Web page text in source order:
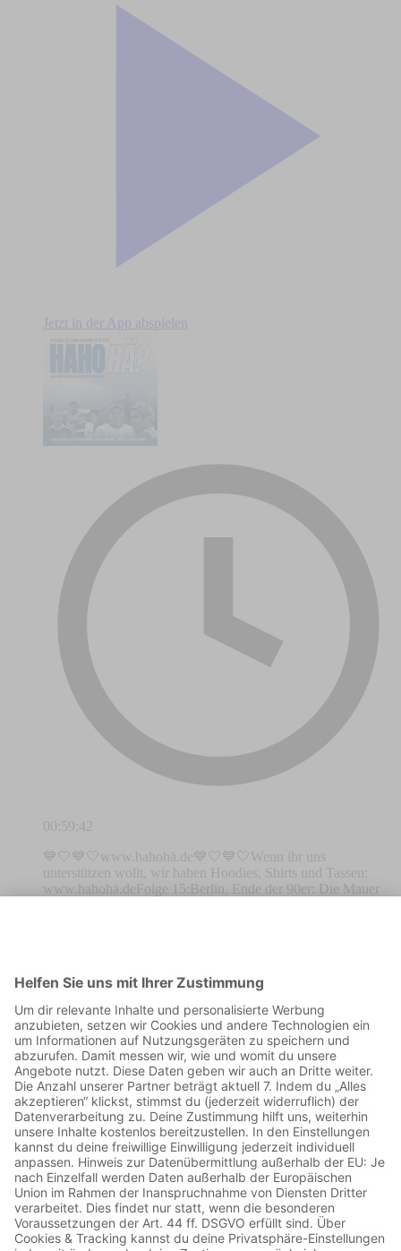
Jetzt in der App abspielen
00:59:42
💙🤍💙🤍www.hahohä.de💙🤍💙🤍Wenn ihr uns
unterstützen wollt, wir haben Hoodies, Shirts und Tassen:
www.hahohä.deFolge 15:Berlin, Ende der 90er: Die Mauer
Flutlicht und Hoffnung im UEFA-Cup – bis Roter Stern
Belgrad uns eiskalt rauskegelt. Dann der Absturz: 1980 der
Abstieg aus der Bundesliga, danach 13 Jahre Zweite Liga,
unterbrochen vom absoluten Tiefpunkt – dem Abstieg in die
3. Liga (Oberliga Berlin) 1986/87. Zweitliga-Tristesse,
Finanzkoller, fast tot. Die 80er waren finster, Hertha kurz vor
dem Exitus.Doch Hertha wäre nicht Hertha, wenn sie nicht
irgendwann wieder aus dem Dreck kriechen würde. 1997, das
2:1 gegen Kaiserslautern – Gänsehaut, Comeback,
Wiederauferstehung. Und plötzlich lag Europa nicht mehr auf
einem anderen Planeten, sondern direkt hinterm Marathontor.
Vorgeschmack auf Staffel 4